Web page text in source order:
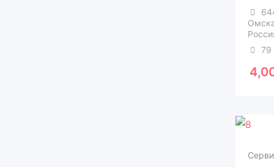
79